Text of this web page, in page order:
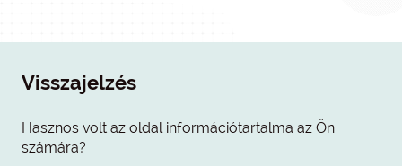
Visszajelzés
Hasznos volt az oldal információtartalma az Ön
számára?